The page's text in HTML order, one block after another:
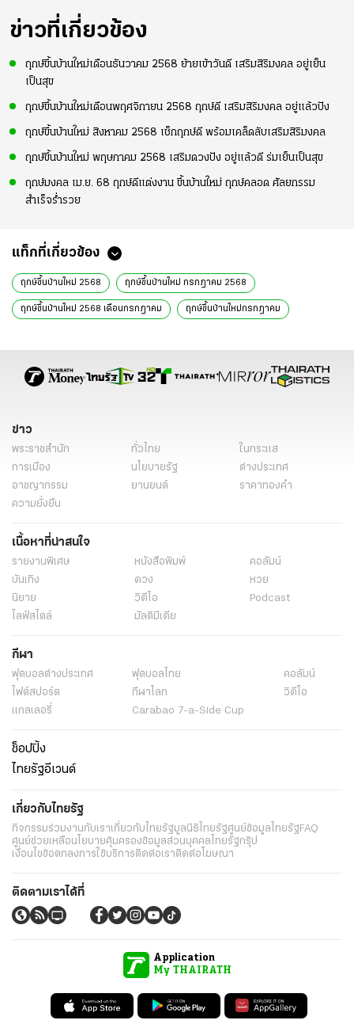
ข่าวที่เกี่ยวข้อง
ฤกษ์ขึ้นบ้านใหม่เดือนธันวาคม 2568 ย้ายเข้าวันดี เสริมสิริมงคล อยู่เย็น
เป็นสุข
ฤกษ์ขึ้นบ้านใหม่เดือนพฤศจิกายน 2568 ฤกษ์ดี เสริมสิริมงคล อยู่แล้วปัง
ฤกษ์ขึ้นบ้านใหม่ สิงหาคม 2568 เช็กฤกษ์ดี พร้อมเคล็ดลับเสริมสิริมงคล
ฤกษ์ขึ้นบ้านใหม่ พฤษภาคม 2568 เสริมดวงปัง อยู่แล้วดี ร่มเย็นเป็นสุข
ฤกษ์มงคล เม.ย. 68 ฤกษ์ดีแต่งงาน ขึ้นบ้านใหม่ ฤกษ์คลอด ศัลยกรรม
สำเร็จร่ำรวย
แท็กที่เกี่ยวข้อง
ฤกษ์ขึ้นบ้านใหม่ 2568 ฤกษ์ขึ้นบ้านใหม่ กรกฎาคม 2568
ฤกษ์ขึ้นบ้านใหม่ 2568 เดือนกรกฎาคม ฤกษ์ขึ้นบ้านใหม่กรกฎาคม
ข่าว
พระราชสำนัก ทั่วไทย
ในกระแส
การเมือง
นโยบายรัฐ
ต่างประเทศ
อาชญากรรม
ยานยนต์
ราคาทองคำ
ความยั่งยืน
เนื้อหาที่น่าสนใจ
รายงานพิเศษ หนังสือพิมพ์
คอลัมน์
บันเทิง
ดวง
หวย
นิยาย
วิดีโอ
Podcast
ไลฟ์สไตล์
มัลติมีเดีย
กีฬา
ฟุตบอลต่่างประเทศ ฟุตบอลไทย
คอลัมน์
ไฟต์สปอร์ต
กีฬาโลก
วิดีโอ
แกลเลอรี่
Carabao 7-a-Side Cup
ช็อปปิ้ง
ไทยรัฐอีเวนต์
เกี่ยวกับไทยรัฐ
กิจกรรมร่วมงานกับเราเกี่ยวกับไทยรัฐมูลนิธิไทยรัฐศูนย์ข้อมูลไทยรัฐFAQ
ศูนย์ช่วยเหลือนโยบายคุ้มครองข้อมูลส่วนบุคคลไทยรัฐกรุ๊ป
เงื่อนไขข้อตกลงการใช้บริการติดต่อเราติดต่อโฆษณา
ติดตามเราได้ที่
Application
My THAIRATH